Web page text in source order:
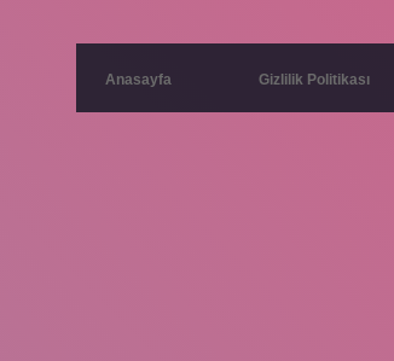
Anasayfa Gizlilik Politikası